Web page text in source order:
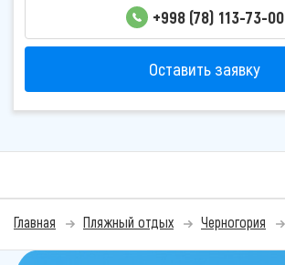
+998 (78) 113-73-00
Оставить заявку
Главная Пляжный отдых Черногория